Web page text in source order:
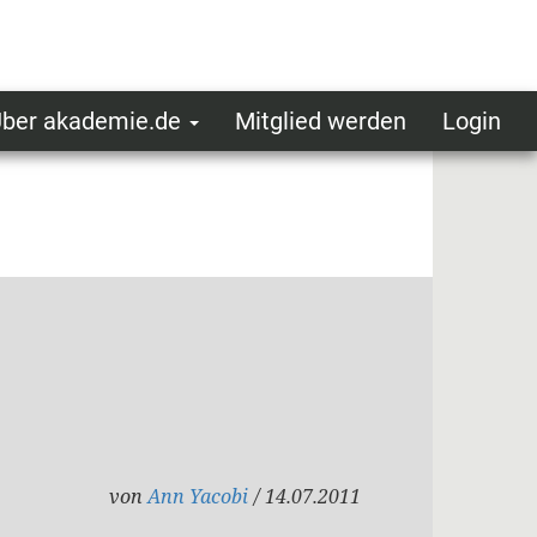
akademie.de Mitglied werden Login
vonAnn Yacobi / 14.07.2011